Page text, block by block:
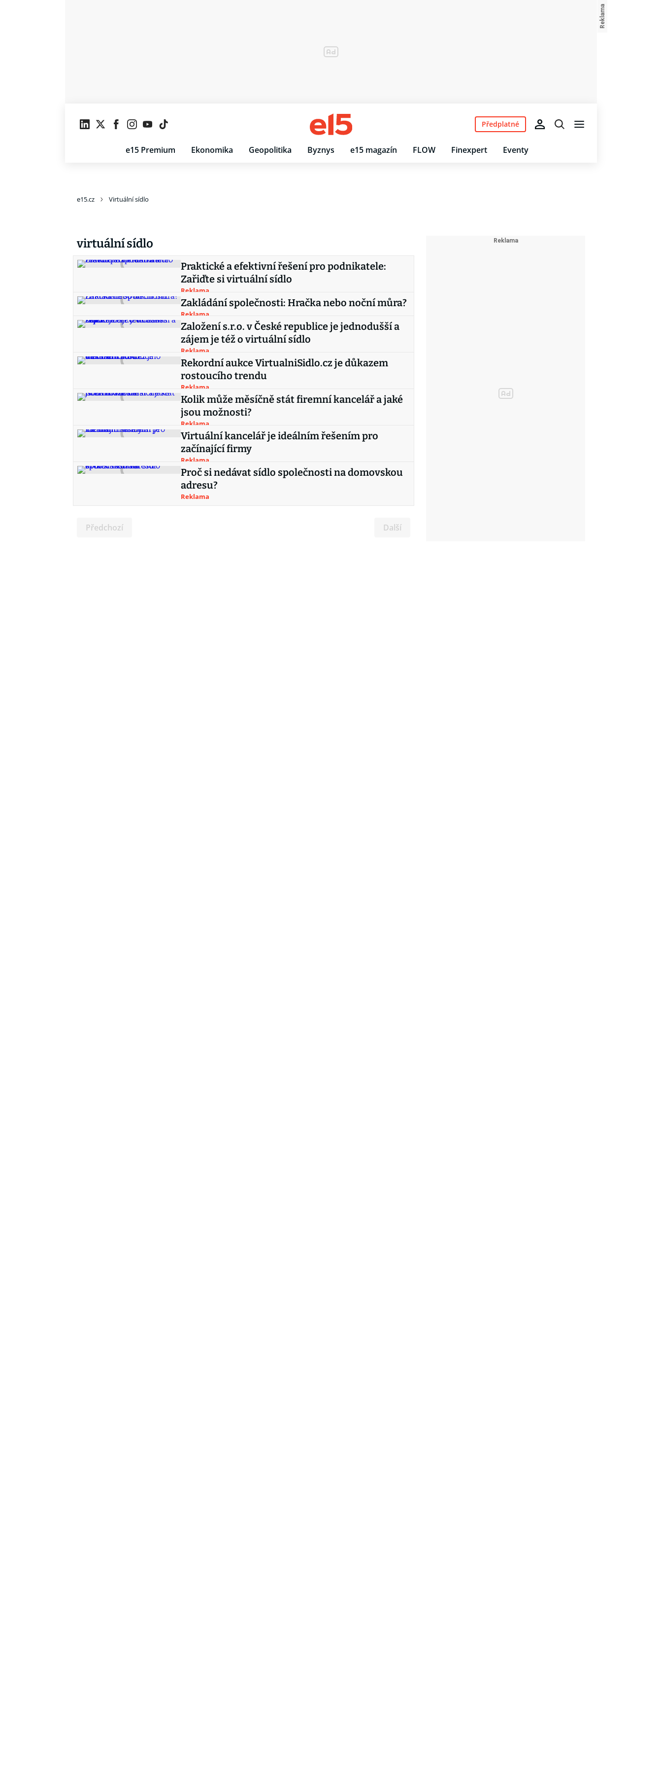
e15 Premium Ekonomika Geopolitika Byznys e15 magazín FLOW Finexpert Eventy
Předplatné
e15.cz Virtuální sídlo
virtuální sídlo
Praktické a efektivní řešení pro podnikatele:
Zařiďte si virtuální sídlo
Reklama
Zakládání společnosti: Hračka nebo noční můra?
Reklama
Založení s.r.o. v České republice je jednodušší a
zájem je též o virtuální sídlo
Reklama
Rekordní aukce VirtualniSidlo.cz je důkazem
rostoucího trendu
Reklama
Kolik může měsíčně stát firemní kancelář a jaké
jsou možnosti?
Reklama
Virtuální kancelář je ideálním řešením pro
začínající firmy
Reklama
Proč si nedávat sídlo společnosti na domovskou
adresu?
Reklama
Předchozí Další